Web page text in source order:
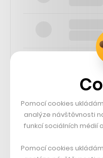
SLEDUJTE NÁS
73k
Pomocí cookies
analýze návštěvnosti
funkcí sociálních médií
Pomocí cookies